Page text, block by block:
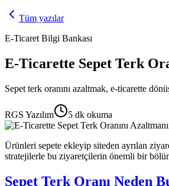
Tüm yazılar
E-Ticaret Bilgi Bankası
E-Ticarette Sepet Terk
Sepet terk oranını azaltmak, e-ticarette
RGS Yazılım 5 dk okuma
Ürünleri sepete ekleyip siteden ayrılan
stratejilerle bu ziyaretçilerin önemli bir
Sepet Terk Oranı Neden